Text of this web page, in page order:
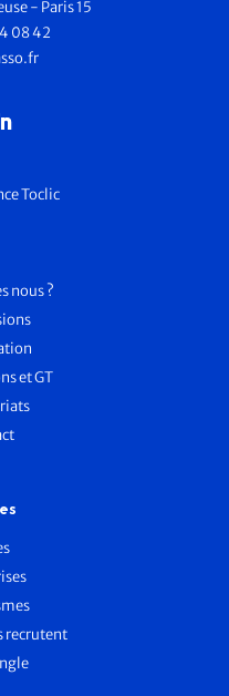
- Paris 15
08 42
Toclic
nous ?
et GT
recrutent